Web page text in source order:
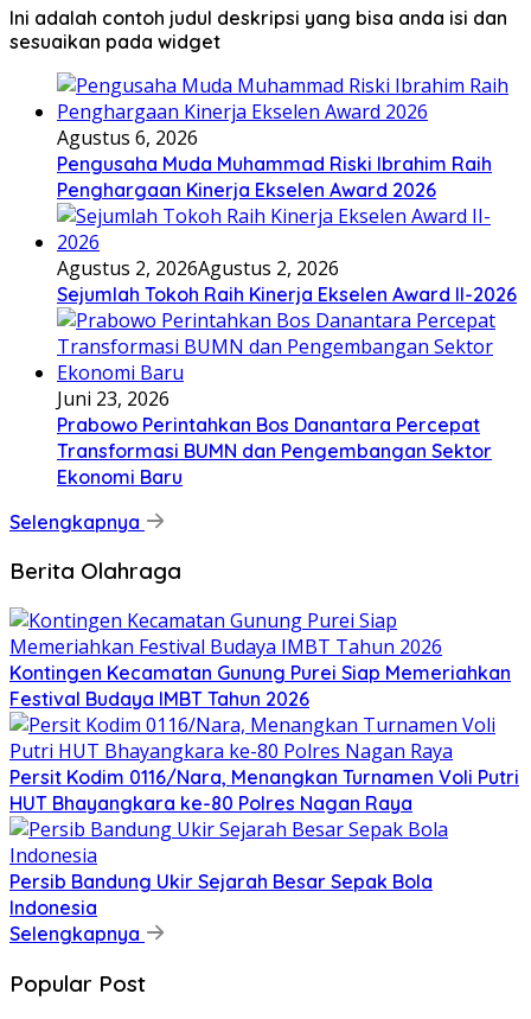
Ini adalah contoh judul deskripsi yang bisa anda isi dan
sesuaikan pada widget
Agustus 6, 2026
Pengusaha Muda Muhammad Riski Ibrahim Raih
Penghargaan Kinerja Ekselen Award 2026
Agustus 2, 2026Agustus 2, 2026
Sejumlah Tokoh Raih Kinerja Ekselen Award II-2026
Juni 23, 2026
Prabowo Perintahkan Bos Danantara Percepat
Transformasi BUMN dan Pengembangan Sektor
Ekonomi Baru
Selengkapnya
Berita Olahraga
Kontingen Kecamatan Gunung Purei Siap Memeriahkan
Festival Budaya IMBT Tahun 2026
Persit Kodim 0116/Nara, Menangkan Turnamen Voli Putri
HUT Bhayangkara ke-80 Polres Nagan Raya
Persib Bandung Ukir Sejarah Besar Sepak Bola
Indonesia
Selengkapnya
Popular Post